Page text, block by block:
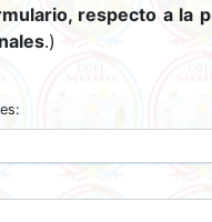
respecto a la
.)